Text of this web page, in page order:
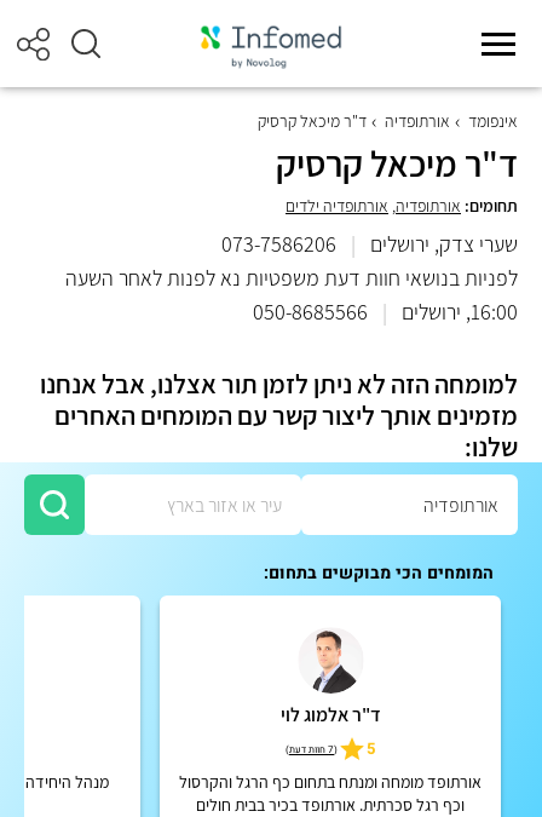
אינפומד אורתופדיה ד"ר מיכאל קרסיק
ד"ר מיכאל קרסיק
תחומים: אורתופדיה, אורתופדיה ילדים
שערי צדק, ירושלים |
073-7586206
לפניות בנושאי חוות דעת משפטיות נא לפנות לאחר השעה
16:00, ירושלים
|
050-8685566
למומחה הזה לא ניתן לזמן תור אצלנו, אבל אנחנו
מזמינים אותך ליצור קשר עם המומחים האחרים
שלנו:
המומחים הכי מבוקשים בתחום:
ד"ר אלמוג לוי
5
(7 חוות דעת )
אורתופד מומחה ומנתח בתחום כף הרגל והקרסול
וכף רגל סכרתית. אורתופד בכיר בבית חולים
מנהל היחידה